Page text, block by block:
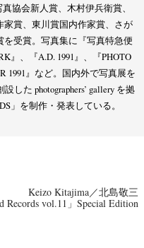
協会新人賞、木村伊兵衛賞、
賞、東川賞国内作家賞、さが
受賞。写真集に『写真特急便
』、『A.D. 1991』、『PHOTO
1991』など。国内外で写真展を
した photographers’ gallery を拠
」を制作・発表している。
Keizo Kitajima／北島敬三
Records vol.11」Special Edition